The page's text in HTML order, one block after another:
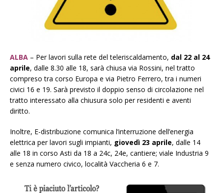
ALBA – Per lavori sulla rete del teleriscaldamento, dal 22 al 24
aprile, dalle 8.30 alle 18, sarà chiusa via Rossini, nel tratto
compreso tra corso Europa e via Pietro Ferrero, tra i numeri
civici 16 e 19. Sarà previsto il doppio senso di circolazione nel
tratto interessato alla chiusura solo per residenti e aventi
diritto.
Inoltre, E-distribuzione comunica l’interruzione dell’energia
elettrica per lavori sugli impianti, giovedì 23 aprile, dalle 14
alle 18 in corso Asti da 18 a 24c, 24e, cantiere; viale Industria 9
e senza numero civico, località Vaccheria 6 e 7.